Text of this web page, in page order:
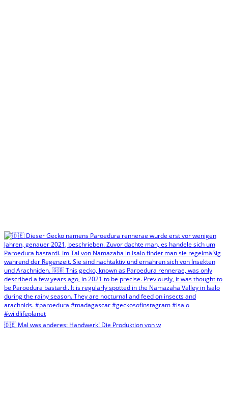
🇩🇪 Mal was anderes: Handwerk! Die Produktion von w